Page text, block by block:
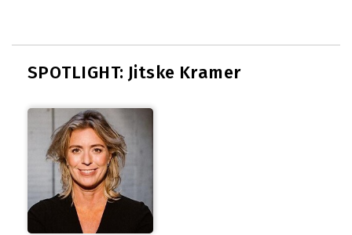
SPOTLIGHT: Jitske Kramer